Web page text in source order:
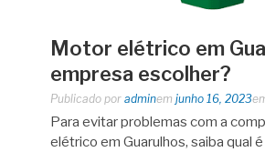
Motor elétrico em
empresa escolher?
Publicado por adminem junho 16, 2023
Para evitar problemas com a
elétrico em Guarulhos, saiba qual